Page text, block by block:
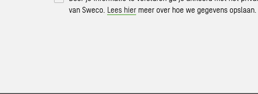
van Sweco. Lees hier meer over hoe we gegevens opslaan.